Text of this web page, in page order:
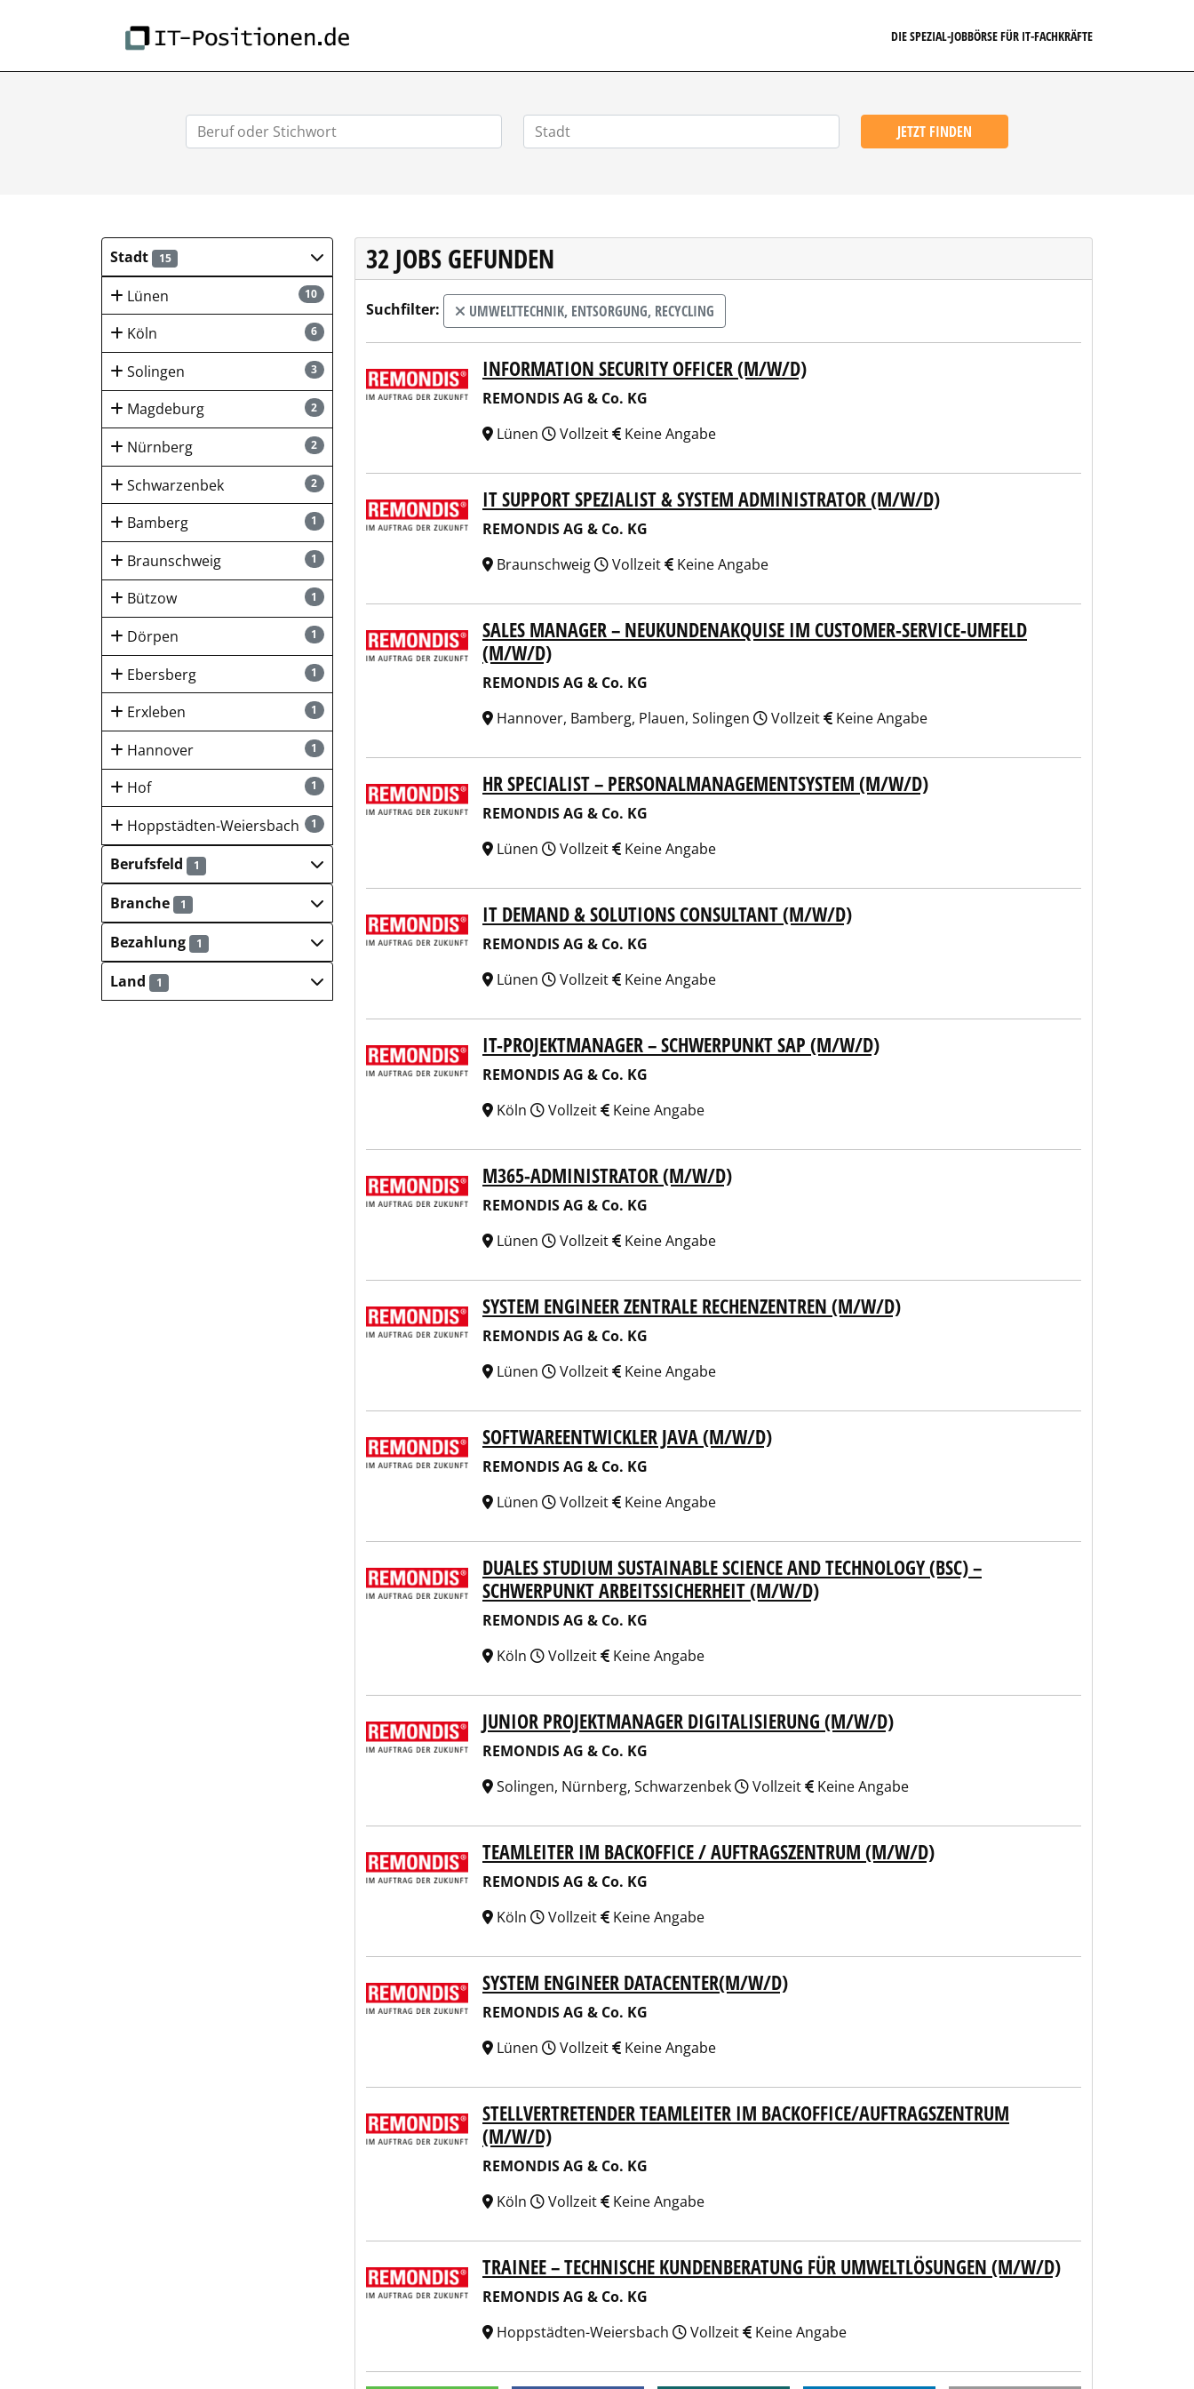
DIE SPEZIAL-JOBBÖRSE FÜR IT-FACHKRÄFTE
JETZT FINDEN
Stadt 15
10
Lünen
6
Köln
3
Solingen
2
Magdeburg
2
Nürnberg
2
Schwarzenbek
1
Bamberg
1
Braunschweig
1
Bützow
1
Dörpen
1
Ebersberg
1
Erxleben
1
Hannover
1
Hof
1
Hoppstädten-Weiersbach
Berufsfeld
1
Branche 1
Bezahlung 1
Land 1
32 JOBS GEFUNDEN
Suchfilter: UMWELTTECHNIK, ENTSORGUNG, RECYCLING
REMONDIS AG & Co. KGINFORMATION SECURITY OFFICER (M/W/D)
REMONDIS AG & Co. KG
Lünen
Vollzeit Keine Angabe
REMONDIS AG & Co. KGIT SUPPORT SPEZIALIST & SYSTEM ADMINISTRATOR (M/W/D)
REMONDIS AG & Co. KG
Braunschweig
Vollzeit Keine Angabe
REMONDIS AG & Co. KGSALES MANAGER – NEUKUNDENAKQUISE IM CUSTOMER-SERVICE-UMFELD
(M/W/D)
REMONDIS AG & Co. KG
Hannover, Bamberg, Plauen, Solingen
Vollzeit Keine Angabe
REMONDIS AG & Co. KGHR SPECIALIST – PERSONALMANAGEMENTSYSTEM (M/W/D)
REMONDIS AG & Co. KG
Lünen
Vollzeit Keine Angabe
REMONDIS AG & Co. KGIT DEMAND & SOLUTIONS CONSULTANT (M/W/D)
REMONDIS AG & Co. KG
Lünen
Vollzeit Keine Angabe
REMONDIS AG & Co. KGIT-PROJEKTMANAGER – SCHWERPUNKT SAP (M/W/D)
REMONDIS AG & Co. KG
Köln
Vollzeit Keine Angabe
REMONDIS AG & Co. KGM365-ADMINISTRATOR (M/W/D)
REMONDIS AG & Co. KG
Lünen
Vollzeit Keine Angabe
REMONDIS AG & Co. KGSYSTEM ENGINEER ZENTRALE RECHENZENTREN (M/W/D)
REMONDIS AG & Co. KG
Lünen
Vollzeit Keine Angabe
REMONDIS AG & Co. KGSOFTWAREENTWICKLER JAVA (M/W/D)
REMONDIS AG & Co. KG
Lünen
Vollzeit Keine Angabe
REMONDIS AG & Co. KGDUALES STUDIUM SUSTAINABLE SCIENCE AND TECHNOLOGY (BSC) –
SCHWERPUNKT ARBEITSSICHERHEIT (M/W/D)
REMONDIS AG & Co. KG
Köln
Vollzeit Keine Angabe
REMONDIS AG & Co. KGJUNIOR PROJEKTMANAGER DIGITALISIERUNG (M/W/D)
REMONDIS AG & Co. KG
Solingen, Nürnberg, Schwarzenbek
Vollzeit Keine Angabe
REMONDIS AG & Co. KGTEAMLEITER IM BACKOFFICE / AUFTRAGSZENTRUM (M/W/D)
REMONDIS AG & Co. KG
Köln
Vollzeit Keine Angabe
REMONDIS AG & Co. KGSYSTEM ENGINEER DATACENTER(M/W/D)
REMONDIS AG & Co. KG
Lünen
Vollzeit Keine Angabe
REMONDIS AG & Co. KGSTELLVERTRETENDER TEAMLEITER IM BACKOFFICE/AUFTRAGSZENTRUM
(M/W/D)
REMONDIS AG & Co. KG
Köln
Vollzeit Keine Angabe
REMONDIS AG & Co. KGTRAINEE – TECHNISCHE KUNDENBERATUNG FÜR UMWELTLÖSUNGEN (M/W/D)
REMONDIS AG & Co. KG
Hoppstädten-Weiersbach
Vollzeit Keine Angabe